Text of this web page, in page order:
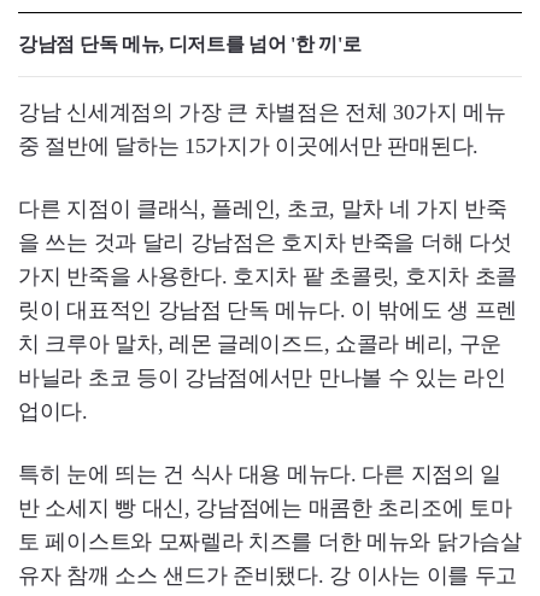
강남점 단독 메뉴, 디저트를 넘어 '한 끼'로
강남 신세계점의 가장 큰 차별점은 전체 30가지 메뉴
중 절반에 달하는 15가지가 이곳에서만 판매된다.
다른 지점이 클래식, 플레인, 초코, 말차 네 가지 반죽
을 쓰는 것과 달리 강남점은 호지차 반죽을 더해 다섯
가지 반죽을 사용한다. 호지차 팥 초콜릿, 호지차 초콜
릿이 대표적인 강남점 단독 메뉴다. 이 밖에도 생 프렌
치 크루아 말차, 레몬 글레이즈드, 쇼콜라 베리, 구운
바닐라 초코 등이 강남점에서만 만나볼 수 있는 라인
업이다.
특히 눈에 띄는 건 식사 대용 메뉴다. 다른 지점의 일
반 소세지 빵 대신, 강남점에는 매콤한 초리조에 토마
토 페이스트와 모짜렐라 치즈를 더한 메뉴와 닭가슴살
유자 참깨 소스 샌드가 준비됐다. 강 이사는 이를 두고